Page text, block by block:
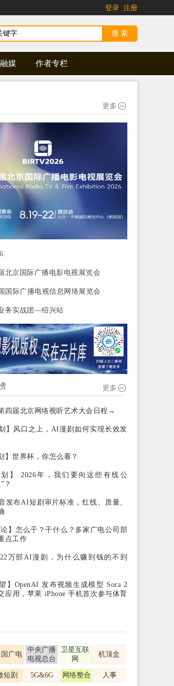
登录 注册
媒 作者专栏
更多
北京国际广播电影电视展览会
国际广播电视信息网络展览会
务实战团—绍兴站
更多
四届北京网络视听艺术大会日程→
】风口之上，AI漫剧如何实现长效发
】世界杯，你怎么看？
划】 2026年，我们要向这些有线公
？
发布AI短剧审片标准，红线、质量、
论】怎么干？干什么？多家广电公司部
点工作
万部AI漫剧，为什么赚到钱的不到
】OpenAI 发布视频生成模型 Sora 2
应用，苹果 iPhone 手机首次参与体育
广电
中央广播
电视总台
卫星互联
网
机顶盒
短剧 5G&6G 网络整合 人事